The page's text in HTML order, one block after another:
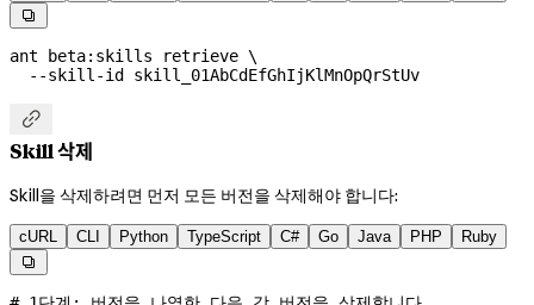

ant beta:skills retrieve \
  --skill-id
skill_01AbCdEfGhIjKlMnOpQrStUv

Skill 삭제
Skill을 삭제하려면 먼저 모든 버전을 삭제해야 합니다:
cURL CLI Python TypeScript C# Go Java PHP Ruby
